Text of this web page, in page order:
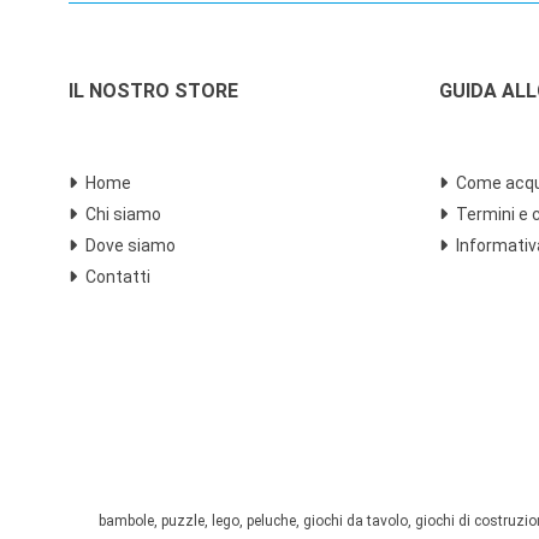
IL NOSTRO STORE
Home
Chi siamo
Dove siamo
Contatti
GUIDA
Come
Termini e
bambole, puzzle, lego, peluche, giochi da tavolo, giochi di